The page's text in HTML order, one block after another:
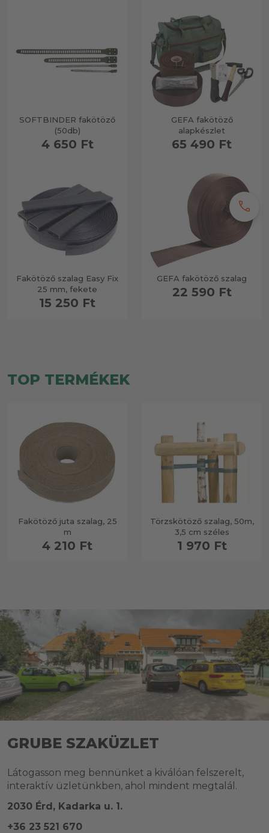
SOFTBINDER fakötöző
(50db)
4 650 Ft
GEFA fakötöző
alapkészlet
65 490 Ft
Fakötöző szalag Easy Fix
25 mm, fekete
15 250 Ft
GEFA fakötöző szalag
22 590 Ft
TOP TERMÉKEK
Fakötöző juta szalag, 25
m
4 210 Ft
Törzskötöző szalag, 50m,
3,5 cm széles
1 970 Ft
call
GRUBE SZAKÜZLET
Látogasson meg bennünket a kiválóan felszerelt,
interaktív üzletünkben, ahol mindent megtalál.
2030 Érd, Kadarka u. 1.
+36 23 521 670